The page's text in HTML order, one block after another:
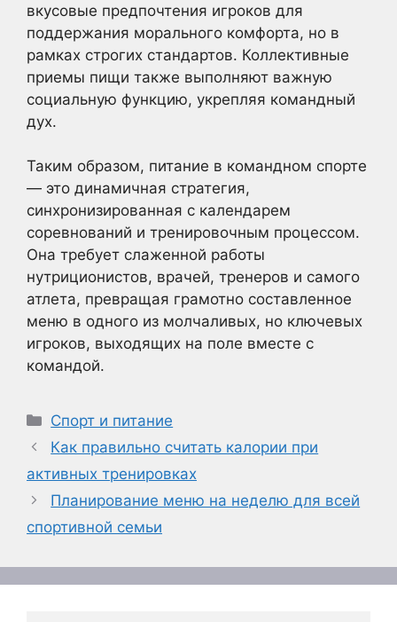
вкусовые предпочтения игроков для
поддержания морального комфорта, но в
рамках строгих стандартов. Коллективные
приемы пищи также выполняют важную
социальную функцию, укрепляя командный
дух.
Таким образом, питание в командном спорте
— это динамичная стратегия,
синхронизированная с календарем
соревнований и тренировочным процессом.
Она требует слаженной работы
нутриционистов, врачей, тренеров и самого
атлета, превращая грамотно составленное
меню в одного из молчаливых, но ключевых
игроков, выходящих на поле вместе с
командой.
Рубрики
Спорт и питание
Как правильно считать калории при
активных тренировках
Планирование меню на неделю для всей
спортивной семьи